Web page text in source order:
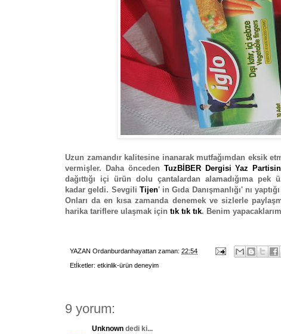
Uzun zamandır kalitesine inanarak mutfağımdan eksik
vermişler. Daha önceden TuzBİBER Dergisi Yaz
dağıttığı içi ürün dolu çantalardan alamadığıma
kadar geldi. Sevgili Tijen' in Gıda Danışmanlığı' nı
Onları da en kısa zamanda denemek ve sizlerle
harika tariflere ulaşmak için tık tık tık. Benim
YAZAN Ordanburdanhayattan zaman: 22:54
Etİketler: etkinlik-ürün deneyim
9 yorum:
Unknown dedi ki...